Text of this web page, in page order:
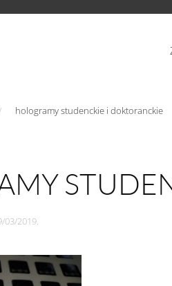
hologramy studenckie i doktoranckie
03/2019.